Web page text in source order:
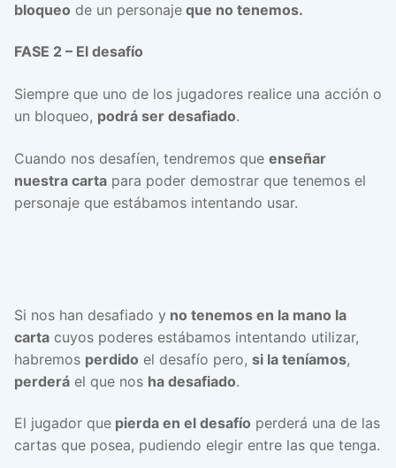
bloqueo de un personaje que no tenemos.
FASE 2 – El desafío
Siempre que uno de los jugadores realice una acción o
un bloqueo, podrá ser desafiado.
Cuando nos desafíen, tendremos que enseñar
nuestra carta para poder demostrar que tenemos el
personaje que estábamos intentando usar.
Si nos han desafiado y no tenemos en la mano la
carta cuyos poderes estábamos intentando utilizar,
habremos perdido el desafío pero, si la teníamos,
perderá el que nos ha desafiado.
El jugador que pierda en el desafío perderá una de las
cartas que posea, pudiendo elegir entre las que tenga.